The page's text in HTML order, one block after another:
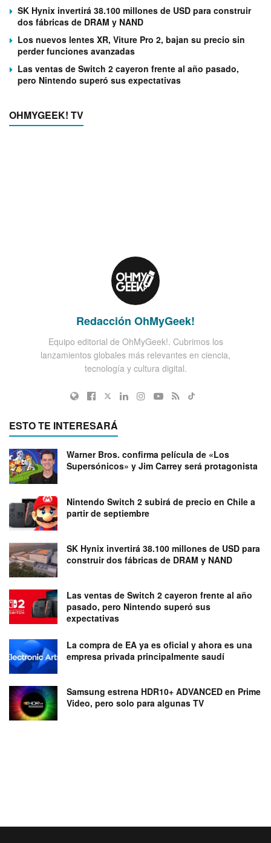
SK Hynix invertirá 38.100 millones de USD para construir
dos fábricas de DRAM y NAND
Los nuevos lentes XR, Viture Pro 2, bajan su precio sin
perder funciones avanzadas
Las ventas de Switch 2 cayeron frente al año pasado,
pero Nintendo superó sus expectativas
OHMYGEEK! TV
Redacción OhMyGeek!
Equipo editorial de OhMyGeek!. Cubrimos los
lanzamientos globales más relevantes en ciencia,
tecnología y cultura digital.
ESTO TE INTERESARÁ
Warner Bros. confirma película de «Los
Supersónicos» y Jim Carrey será protagonista
Nintendo Switch 2 subirá de precio en Chile a
partir de septiembre
SK Hynix invertirá 38.100 millones de USD para
construir dos fábricas de DRAM y NAND
Las ventas de Switch 2 cayeron frente al año
pasado, pero Nintendo superó sus
expectativas
La compra de EA ya es oficial y ahora es una
empresa privada principalmente saudí
Samsung estrena HDR10+ ADVANCED en Prime
Video, pero solo para algunas TV